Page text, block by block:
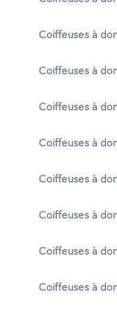
Coiffeuses à
Coiffeuses à
Coiffeuses à
Coiffeuses à
Coiffeuses à
Coiffeuses à
Coiffeuses à
Coiffeuses à